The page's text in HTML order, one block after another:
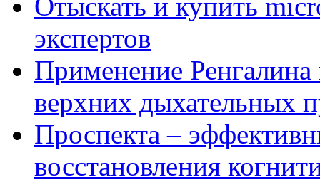
экспертов
Применение Ренгалина
верхних дыхательных
Проспекта –
восстановления